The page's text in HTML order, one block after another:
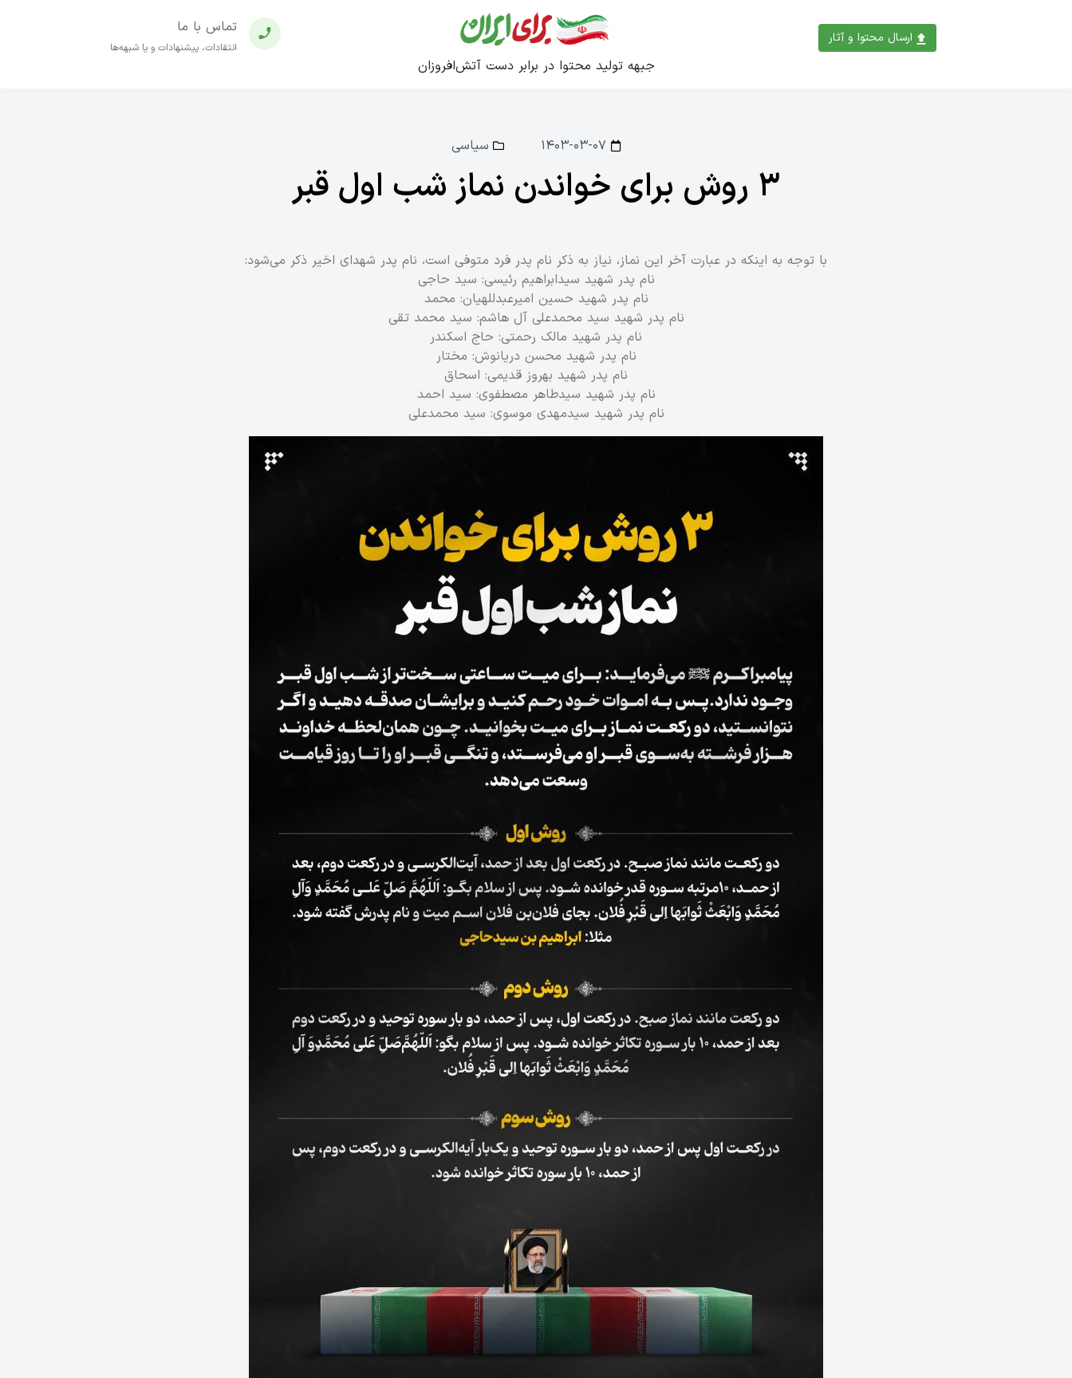
ارسال محتوا و آثار
جبهه تولید محتوا در برابر دست آتش‌افروزان
تماس با ما
انتقادات، پیشنهادات و یا شبهه‌ها
۱۴۰۳-۰۳-۰۷ سیاسی
۳ روش برای خواندن نماز شب اول قبر
با توجه به اینکه در عبارت آخر این نماز، نیاز به ذکر نام پدر فرد متوفی است، نام پدر شهدای اخیر ذکر می‌شود:
نام پدر شهید سیدابراهیم رئیسی: سید حاجی
نام پدر شهید حسین امیرعبدللهیان: محمد
نام پدر شهید سید محمدعلی آل هاشم: سید محمد تقی
نام پدر شهید مالک رحمتی: حاج اسکندر
نام پدر شهید محسن دریانوش: مختار
نام پدر شهید بهروز قدیمی: اسحاق
نام پدر شهید سیدطاهر مصطفوی: سید احمد
نام پدر شهید سیدمهدی موسوی: سید محمدعلی